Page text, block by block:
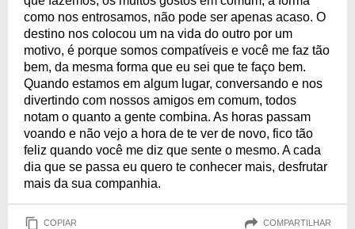
como nos entrosamos, não pode ser apenas acaso. O
destino nos colocou um na vida do outro por um
motivo, é porque somos compatíveis e você me faz tão
bem, da mesma forma que eu sei que te faço bem.
Quando estamos em algum lugar, conversando e nos
divertindo com nossos amigos em comum, todos
notam o quanto a gente combina. As horas passam
voando e não vejo a hora de te ver de novo, fico tão
feliz quando você me diz que sente o mesmo. A cada
dia que se passa eu quero te conhecer mais, desfrutar
mais da sua companhia.
COPIAR COMPARTILHAR